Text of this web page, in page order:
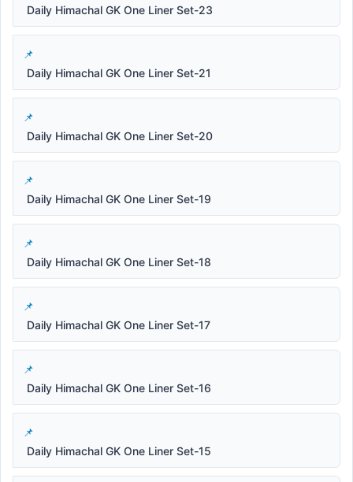
Daily Himachal GK One Liner Set-23
Daily Himachal GK One Liner Set-21
Daily Himachal GK One Liner Set-20
Daily Himachal GK One Liner Set-19
Daily Himachal GK One Liner Set-18
Daily Himachal GK One Liner Set-17
Daily Himachal GK One Liner Set-16
Daily Himachal GK One Liner Set-15